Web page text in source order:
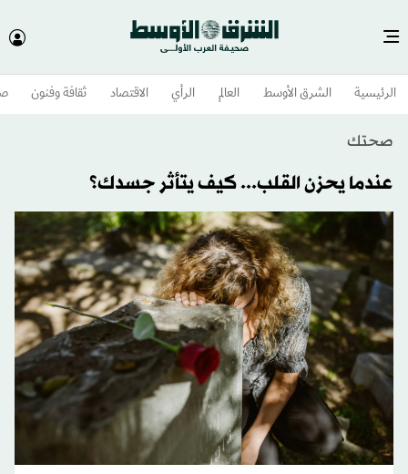
الرئيسية الشرق الأوسط​ العالم الرأي الاقتصاد ثقافة وفنون
صحتك
عندما يحزن القلب... كيف يتأثر جسدك؟